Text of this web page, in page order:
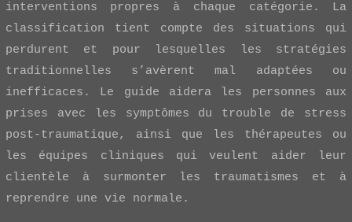
interventions propres à chaque catégorie. La
classification tient compte des situations qui
perdurent et pour lesquelles les stratégies
traditionnelles s’avèrent mal adaptées ou
inefficaces. Le guide aidera les personnes aux
prises avec les symptômes du trouble de stress
post-traumatique, ainsi que les thérapeutes ou
les équipes cliniques qui veulent aider leur
clientèle à surmonter les traumatismes et à
reprendre une vie normale.